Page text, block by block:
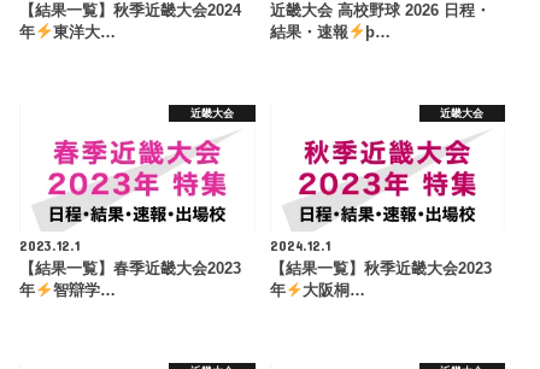
【結果一覧】秋季近畿大会2024
年
東洋大…
近畿大会 高校野球 2026 日程・
結果・速報
þ…
近畿大会
2023.12.1
【結果一覧】春季近畿大会2023
年
智辯学…
近畿大会
2024.12.1
【結果一覧】秋季近畿大会2023
年
大阪桐…